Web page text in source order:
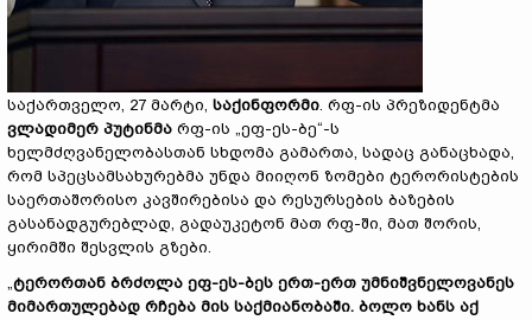
საქართველო, 27 მარტი, საქინფორმი. რფ-ის პრეზიდენტმა
ვლადიმერ პუტინმა რფ-ის „ეფ-ეს-ბე“-ს
ხელმძღვანელობასთან სხდომა გამართა, სადაც განაცხადა,
რომ სპეცსამსახურებმა უნდა მიიღონ ზომები ტერორისტების
საერთაშორისო კავშირებისა და რესურსების ბაზების
გასანადგურებლად, გადაუკეტონ მათ რფ-ში, მათ შორის,
ყირიმში შესვლის გზები.
„ტერორთან ბრძოლა ეფ-ეს-ბეს ერთ-ერთ უმნიშვნელოვანეს
მიმართულებად რჩება მის საქმიანობაში. ბოლო ხანს აქ